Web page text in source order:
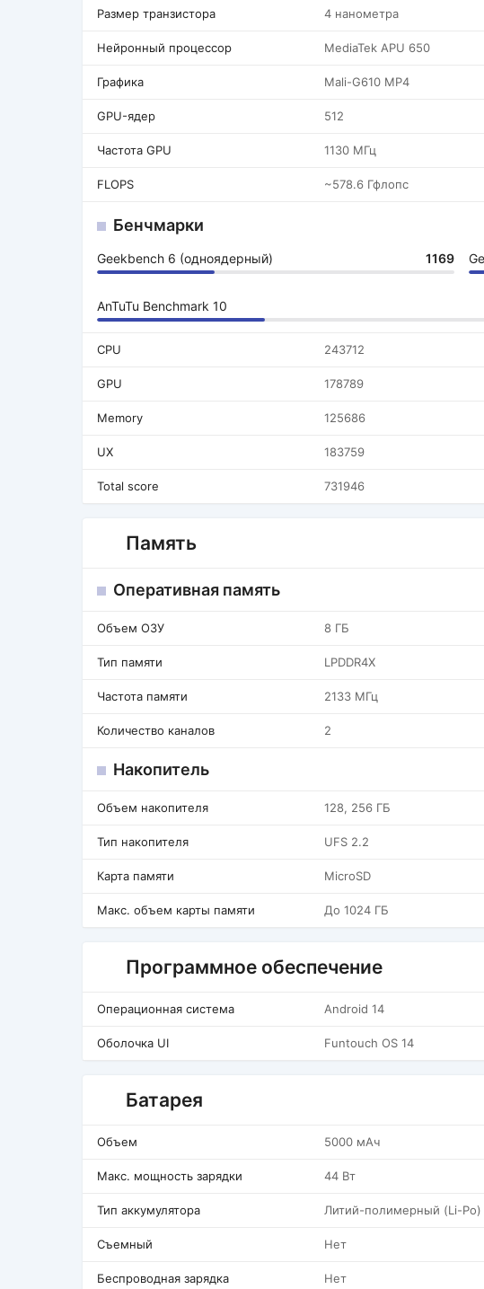
Размер транзистора 4 нанометра
Нейронный процессор MediaTek APU 650
Графика Mali-G610 MP4
GPU-ядер 512
Частота GPU 1130 МГц
FLOPS ~578.6 Гфлопс
Бенчмарки
Geekbench 6 (одноядерный) 1169
AnTuTu Benchmark 10
CPU 243712
GPU 178789
Memory 125686
UX 183759
Total score 731946
Память
Оперативная память
Объем ОЗУ 8 ГБ
Тип памяти LPDDR4X
Частота памяти 2133 МГц
Количество каналов 2
Накопитель
Объем накопителя 128, 256 ГБ
Тип накопителя UFS 2.2
Карта памяти MicroSD
Макс. объем карты памяти До 1024 ГБ
Программное обеспечение
Операционная система Android 14
Оболочка UI Funtouch OS 14
Батарея
Объем 5000 мАч
Макс. мощность зарядки 44 Вт
Тип аккумулятора Литий-полимерный (Li-Po)
Съемный Нет
Беспроводная зарядка Нет